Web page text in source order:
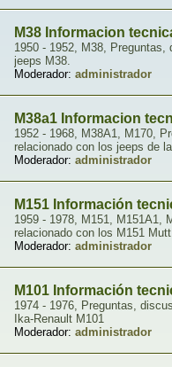
M38 Informacion
1950 - 1952, M38,
jeeps M38.
Moderador: administrador
M38a1 Informacion
1952 - 1968, M38A1, M170,
relacionado con los jeeps de la
Moderador: administrador
M151 Información
1959 - 1978, M151, M151A1,
relacionado con los M151 Mutt.
Moderador: administrador
M101 Información
1974 - 1976, Preguntas,
Ika-Renault M101
Moderador: administrador